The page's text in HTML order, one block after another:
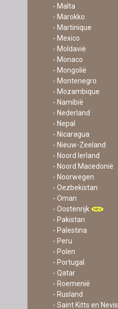
- Malta
- Marokko
- Martinique
- Mexico
- Moldavië
- Monaco
- Mongolië
- Montenegro
- Mozambique
- Namibië
- Nederland
- Nepal
- Nicaragua
- Nieuw-Zeeland
- Noord Ierland
- Noord Macedonië
- Noorwegen
- Oezbekistan
- Oman
- Oostenrijk
- Pakistan
- Palestina
- Peru
- Polen
- Portugal
- Qatar
- Roemenië
- Rusland
- Saint Kitts en Nevis